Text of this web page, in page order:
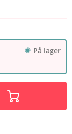
På lager